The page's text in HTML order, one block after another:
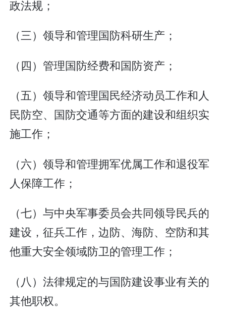
政法规；
（三）领导和管理国防科研生产；
（四）管理国防经费和国防资产；
（五）领导和管理国民经济动员工作和人
民防空、国防交通等方面的建设和组织实
施工作；
（六）领导和管理拥军优属工作和退役军
人保障工作；
（七）与中央军事委员会共同领导民兵的
建设，征兵工作，边防、海防、空防和其
他重大安全领域防卫的管理工作；
（八）法律规定的与国防建设事业有关的
其他职权。